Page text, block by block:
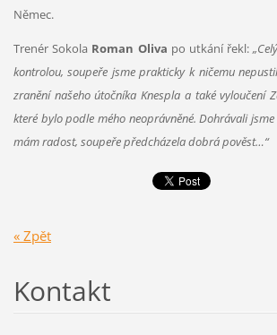
Němec.
Trenér Sokola Roman Oliva po utkání řekl:
kontrolou, soupeře jsme prakticky k ničemu
zranění našeho útočníka Knespla a také vyloučení
které bylo podle mého neoprávněné. Dohrávali
mám radost, soupeře předcházela dobrá pověst…“
« Zpět
Kontakt